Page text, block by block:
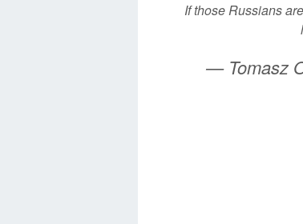
If those Russians
— Tomasz